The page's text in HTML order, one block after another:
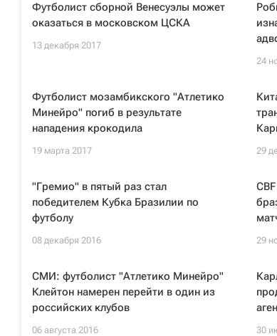
Футболист сборной Венесуэлы может
оказаться в московском ЦСКА
13 декабря 2017
24
Футболист мозамбикского "Атлетико
Минейро" погиб в результате
нападения крокодила
19 марта 2017 29
"Гремио" в пятый раз стал
победителем Кубка Бразилии по
футболу
08 декабря 2016 29
СМИ: футболист "Атлетико Минейро"
Клейтон намерен перейти в один из
российских клубов
06 августа 2016 30